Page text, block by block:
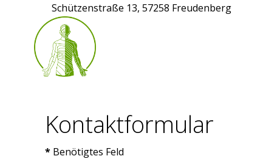
Schützenstraße 13, 57258 Freudenberg
Kontaktformular
* Benötigtes Feld